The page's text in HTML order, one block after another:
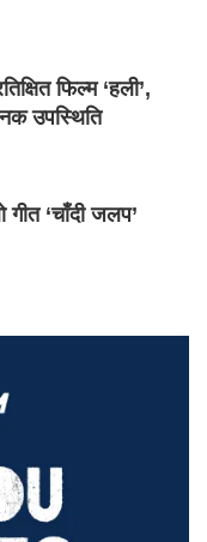
फिल्म ‘हली’,
उपस्थिति
गीत ‘चाँदी जलप’